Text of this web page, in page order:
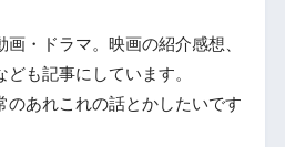
・ドラマ。映画の紹介感想、
も記事にしています。
のあれこれの話とかしたいです